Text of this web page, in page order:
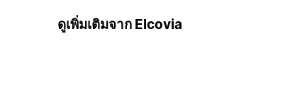
ดูเพิ่มเติมจาก Elcovia